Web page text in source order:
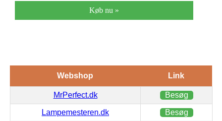
Køb nu »
Webshop Link
MrPerfect.dk Besøg
Lampemesteren.dk Besøg